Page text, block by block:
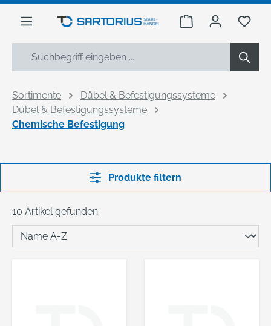
springen
Warenkorb Du
Sortimente
Dübel & Befestigungssysteme
Dübel & Befestigungssysteme
Chemische Befestigung
Produkte filtern
10 Artikel gefunden